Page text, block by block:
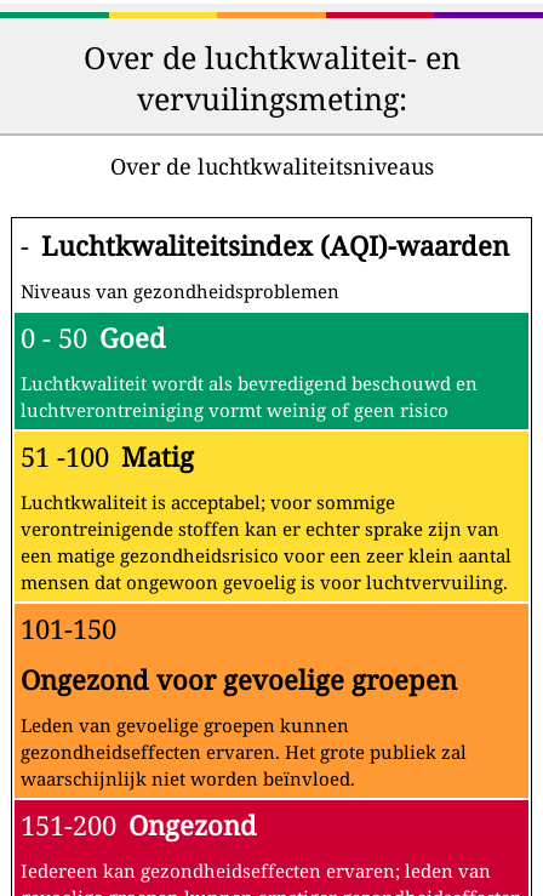
Over de luchtkwaliteit- en
vervuilingsmeting:
Over de luchtkwaliteitsniveaus
- Luchtkwaliteitsindex (AQI)-waarden
Niveaus van gezondheidsproblemen
0 - 50 Goed
Luchtkwaliteit wordt als bevredigend beschouwd en
luchtverontreiniging vormt weinig of geen risico
51 -100 Matig
Luchtkwaliteit is acceptabel; voor sommige
verontreinigende stoffen kan er echter sprake zijn van
een matige gezondheidsrisico voor een zeer klein aantal
mensen dat ongewoon gevoelig is voor luchtvervuiling.
101-150
Ongezond voor gevoelige groepen
Leden van gevoelige groepen kunnen
gezondheidseffecten ervaren. Het grote publiek zal
waarschijnlijk niet worden beïnvloed.
151-200 Ongezond
Iedereen kan gezondheidseffecten ervaren; leden van